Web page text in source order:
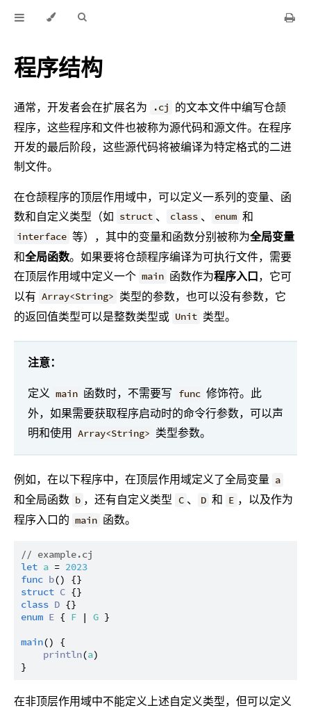
程序结构
通常，开发者会在扩展名为 .cj
的文本文件中编写仓颉
程序，这些程序和文件也被称为源代码和源文件。在程序
开发的最后阶段，这些源代码将被编译为特定格式的二进
制文件。
在仓颉程序的顶层作用域中，可以定义一系列的变量、函
数和自定义类型（如 struct 、 class 、 enum 和
interface 等），其中的变量和函数分别被称为全局变量
和全局函数。如果要将仓颉程序编译为可执行文件，需要
在顶层作用域中定义一个 main 函数作为程序入口，它可
以有 Array<String> 类型的参数，也可以没有参数，它
的返回值类型可以是整数类型或 Unit 类型。
注意：
定义 main 函数时，不需要写 func 修饰符。此
外，如果需要获取程序启动时的命令行参数，可以声
明和使用 Array<String> 类型参数。
例如，在以下程序中，在顶层作用域定义了全局变量 a
和全局函数 b ，还有自定义类型 C 、 D 和 E ，以及作为
程序入口的 main 函数。
// example.cj
let a = 2023
func b
struct C
class D
enum E { F | G }
main() {
println(a)
在非顶层作用域中不能定义上述自定义类型，但可以定义